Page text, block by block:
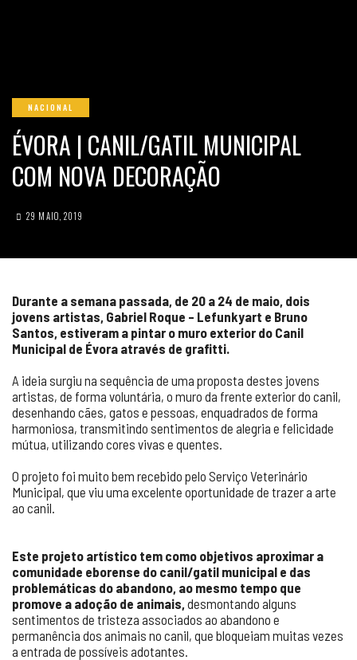
NACIONAL
ÉVORA | CANIL/GATIL MUNICIPAL
COM NOVA DECORAÇÃO
29 MAIO, 2019
Durante a semana passada, de 20 a 24 de maio, dois
jovens artistas, Gabriel Roque – Lefunkyart e Bruno
Santos, estiveram a pintar o muro exterior do Canil
Municipal de Évora através de grafitti.
A ideia surgiu na sequência de uma proposta destes jovens
artistas, de forma voluntária, o muro da frente exterior do canil,
desenhando cães, gatos e pessoas, enquadrados de forma
harmoniosa, transmitindo sentimentos de alegria e felicidade
mútua, utilizando cores vivas e quentes.
O projeto foi muito bem recebido pelo Serviço Veterinário
Municipal, que viu uma excelente oportunidade de trazer a arte
ao canil.
Este projeto artístico tem como objetivos aproximar a
comunidade eborense do canil/gatil municipal e das
problemáticas do abandono, ao mesmo tempo que
promove a adoção de animais,desmontando alguns
sentimentos de tristeza associados ao abandono e
permanência dos animais no canil, que bloqueiam muitas vezes
a entrada de possíveis adotantes.